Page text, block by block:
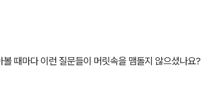
때마다 이런 질문들이 머릿속을 맴돌지 않으셨나요?